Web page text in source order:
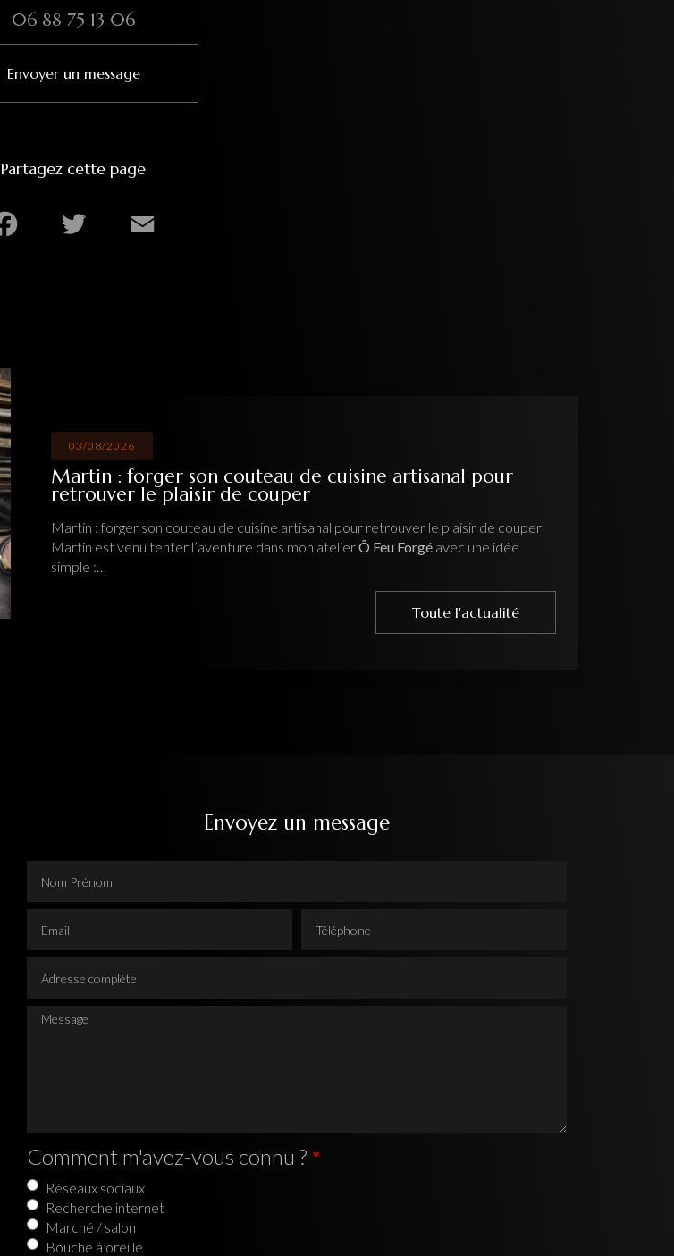
06 88 75 13 06
Envoyer un message
Partagez cette page
03/08/2026
Martin : forger son couteau de cuisine artisanal pour
retrouver le plaisir de couper
Martin : forger son couteau de cuisine artisanal pour retrouver le plaisir de couper
Martin est venu tenter l’aventure dans mon atelierÔ Feu Forgé avec une idée
simple :…
Toute l'actualité
Envoyez un message
Message
Comment m'avez-vous connu ?
Réseaux sociaux
Recherche internet
Marché / salon
Bouche à oreille